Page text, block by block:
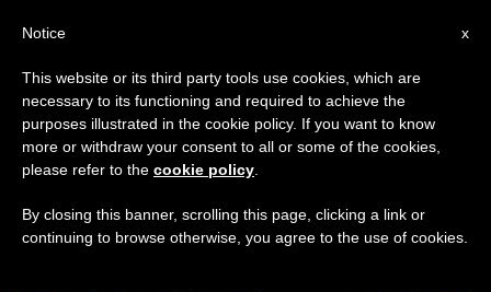
إيكولوجيا شاملة,باباوات
x
Notice
This website or its third party tools use cookies, which are
necessary to its functioning and required to achieve the
purposes illustrated in the cookie policy. If you want to know
more or withdraw your consent to all or some of the cookies,
please refer to the cookie policy
By closing this banner, scrolling this page, clicking a link or
continuing to browse otherwise, you agree to the use of cookies.